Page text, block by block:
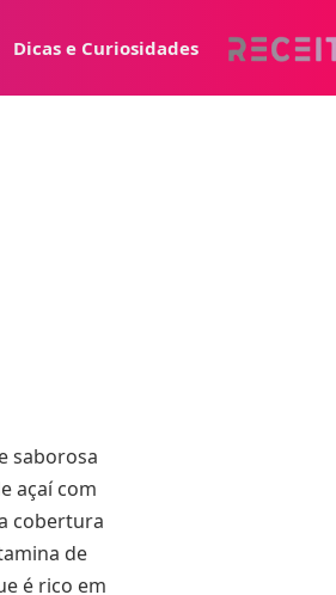
Dicas e Curiosidades
saborosa
açaí com
cobertura
de
é rico em